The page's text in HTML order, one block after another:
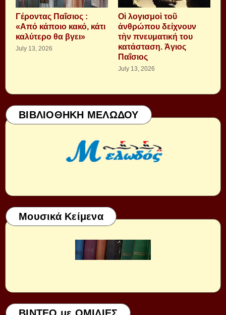
Γέροντας Παΐσιος :
«Από κάποιο κακό, κάτι
καλύτερο θα βγει»
July 13, 2026
Οἱ λογισμοὶ τοῦ
ἀνθρώπου δείχνουν
τὴν πνευματική του
κατάσταση. Ἁγιος
Παΐσιος
July 13, 2026
ΒΙΒΛΙΟΘΗΚΗ ΜΕΛΩΔΟΥ
Μουσικά Κείμενα